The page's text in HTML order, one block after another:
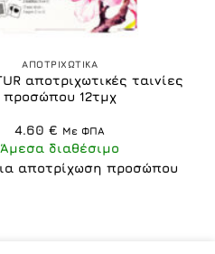
ΑΠΟΤΡΙΧΩΤΙΚΑ
αποτριχωτικές ταινίες
προσώπου 12τμχ
4.60€ Με ΦΠΑ
Άμεσα διαθέσιμο
αποτρίχωση προσώπου